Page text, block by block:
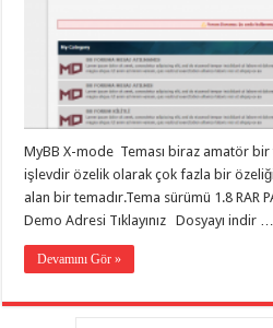
taşımacılık,
taşımacılık,
gaziantep
gaziantep
evden
taşımacılık,
gaziantep
taşımacılık,
evden
MyBB X-mode Teması biraz amatör
işlevdir özelik olarak çok fazla bir
alan bir temadır.Tema sürümü 1.8 RAR
Demo Adresi Tıklayınız Dosyayı indir …
Devamını Gör »